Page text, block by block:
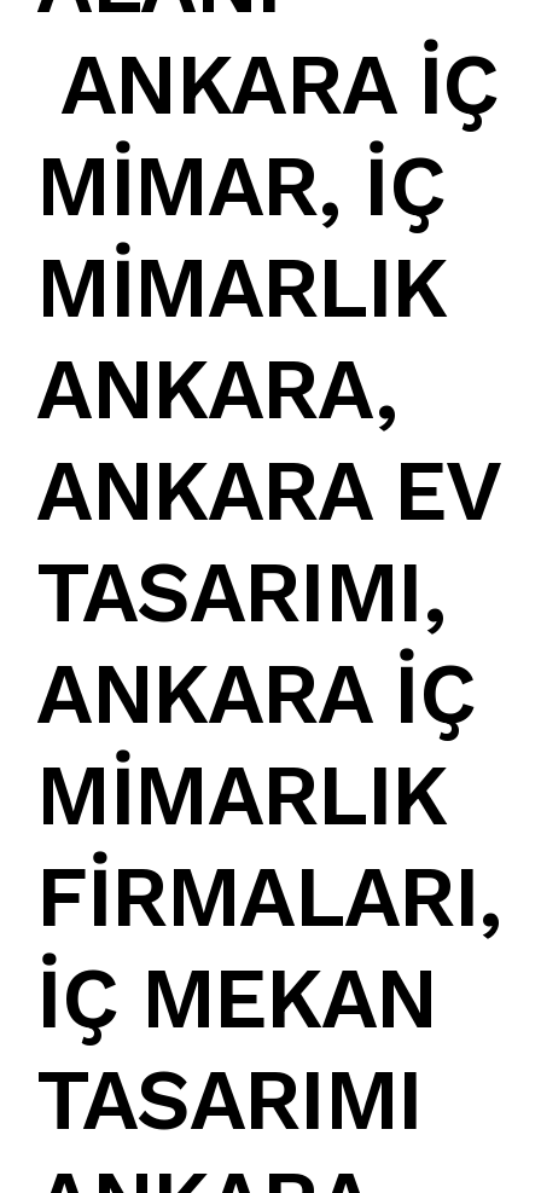
ANKARA İÇ
MİMAR, İÇ
MİMARLIK
ANKARA,
ANKARA EV
TASARIMI,
ANKARA İÇ
MİMARLIK
FİRMALARI,
İÇ MEKAN
TASARIMI